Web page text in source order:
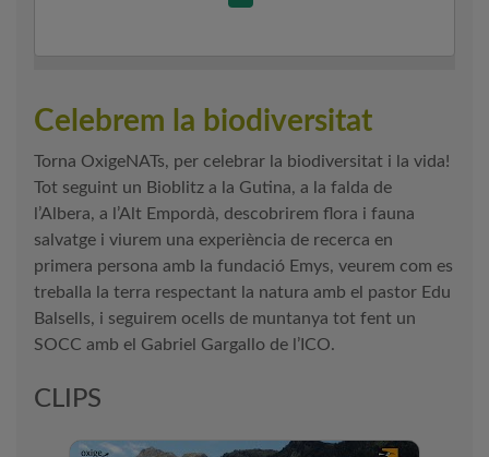
Celebrem la biodiversitat
Torna OxigeNATs, per celebrar la biodiversitat i la vida!
Tot seguint un Bioblitz a la Gutina, a la falda de
l’Albera, a l’Alt Empordà, descobrirem flora i fauna
salvatge i viurem una experiència de recerca en
primera persona amb la fundació Emys, veurem com es
treballa la terra respectant la natura amb el pastor Edu
Balsells, i seguirem ocells de muntanya tot fent un
SOCC amb el Gabriel Gargallo de l’ICO.
CLIPS